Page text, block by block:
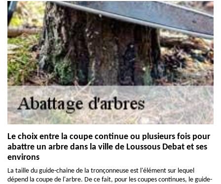
Le choix entre la coupe continue ou plusieurs fois pour
abattre un arbre dans la ville de Loussous Debat et ses
environs
La taille du guide-chaine de la tronçonneuse est l'élément sur lequel
dépend la coupe de l'arbre. De ce fait, pour les coupes continues, le guide-